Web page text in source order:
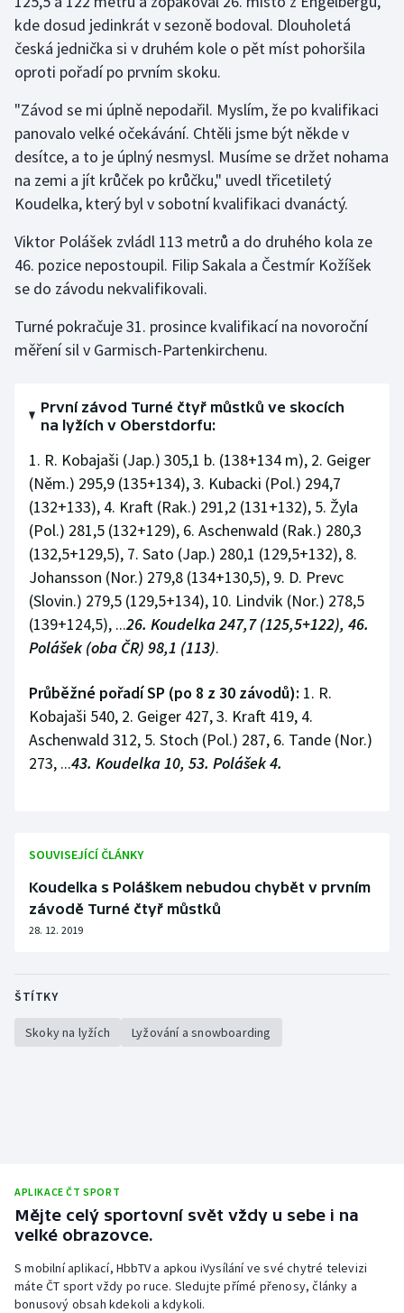
Stolní tenis
Triatlon
Veslování
Vodní slalom
Volejbal
kde dosud jedinkrát v sezoně bodoval. Dlouholetá
česká jednička si v druhém kole o pět míst pohoršila
oproti pořadí po prvním skoku.
"Závod se mi úplně nepodařil. Myslím, že po kvalifikaci
panovalo velké očekávání. Chtěli jsme být někde v
desítce, a to je úplný nesmysl. Musíme se držet nohama
na zemi a jít krůček po krůčku," uvedl třicetiletý
Koudelka, který byl v sobotní kvalifikaci dvanáctý.
Viktor Polášek zvládl 113 metrů a do druhého kola ze
46. pozice nepostoupil. Filip Sakala a Čestmír Kožíšek
se do závodu nekvalifikovali.
Turné pokračuje 31. prosince kvalifikací na novoroční
měření sil v Garmisch-Partenkirchenu.
První závod Turné čtyř můstků ve skocích
na lyžích v Oberstdorfu:
1. R. Kobajaši (Jap.) 305,1 b. (138+134 m), 2. Geiger
(Něm.) 295,9 (135+134), 3. Kubacki (Pol.) 294,7
(132+133), 4. Kraft (Rak.) 291,2 (131+132), 5. Žyla
(Pol.) 281,5 (132+129), 6. Aschenwald (Rak.) 280,3
(132,5+129,5), 7. Sato (Jap.) 280,1 (129,5+132), 8.
Johansson (Nor.) 279,8 (134+130,5), 9. D. Prevc
(Slovin.) 279,5 (129,5+134), 10. Lindvik (Nor.) 278,5
(139+124,5), ...26. Koudelka 247,7 (125,5+122), 46.
Polášek (oba ČR) 98,1 (113).
Průběžné pořadí SP (po 8 z 30 závodů): 1. R.
Kobajaši 540, 2. Geiger 427, 3. Kraft 419, 4.
Aschenwald 312, 5. Stoch (Pol.) 287, 6. Tande (Nor.)
273, ...43. Koudelka 10, 53. Polášek 4.
SOUVISEJÍCÍ ČLÁNKY
Koudelka s Poláškem nebudou chybět v prvním
závodě Turné čtyř můstků
28. 12. 2019
ŠTÍTKY
Skoky na lyžích Lyžování a snowboarding
APLIKACE ČT SPORT
Mějte celý sportovní svět vždy u sebe i na
velké obrazovce.
S mobilní aplikací, HbbTV a apkou iVysílání ve své chytré televizi
máte ČT sport vždy po ruce. Sledujte přímé přenosy, články a
bonusový obsah kdekoli a kdykoli.